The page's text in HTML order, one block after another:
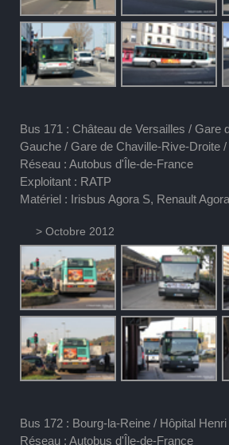
Bus 171 : Château de Versailles / Gare
Gauche / Gare de Chaville-Rive-Droite
Réseau : Autobus d'Île-de-France
Exploitant : RATP
Matériel : Irisbus Agora S, Renault
> Octobre 2012
Bus 172 : Bourg-la-Reine / Hôpital
Réseau : Autobus d'Île-de-France